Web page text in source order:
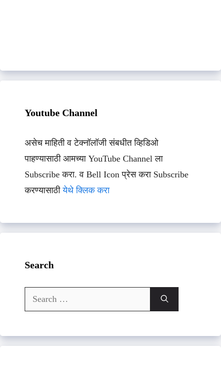
Youtube Channel
असेच माहिती व टेक्नॉलॉजी संबधीत व्हिडिओ
पाहण्यासाठी आमच्या YouTube Channel ला
Subscribe करा. व Bell Icon प्रेस करा Subscribe
करण्यासाठीयेथे क्लिक करा
Search
Search
for: